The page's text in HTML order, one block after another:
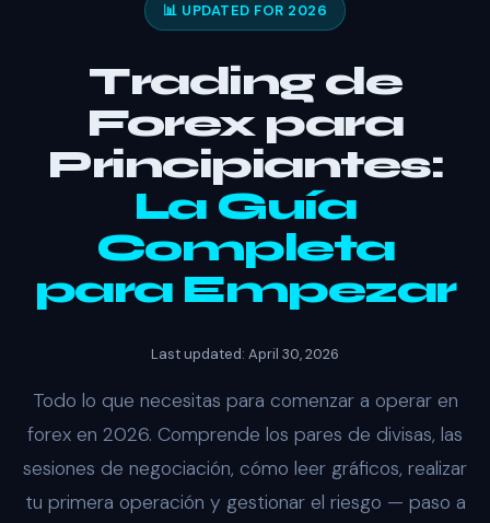
📊 UPDATED FOR 2026
Trading de
Forex para
Principiantes:
La Guía
Completa
para Empezar
Last updated: April 30, 2026
Todo lo que necesitas para comenzar a operar en
forex en 2026. Comprende los pares de divisas, las
sesiones de negociación, cómo leer gráficos, realizar
tu primera operación y gestionar el riesgo — paso a